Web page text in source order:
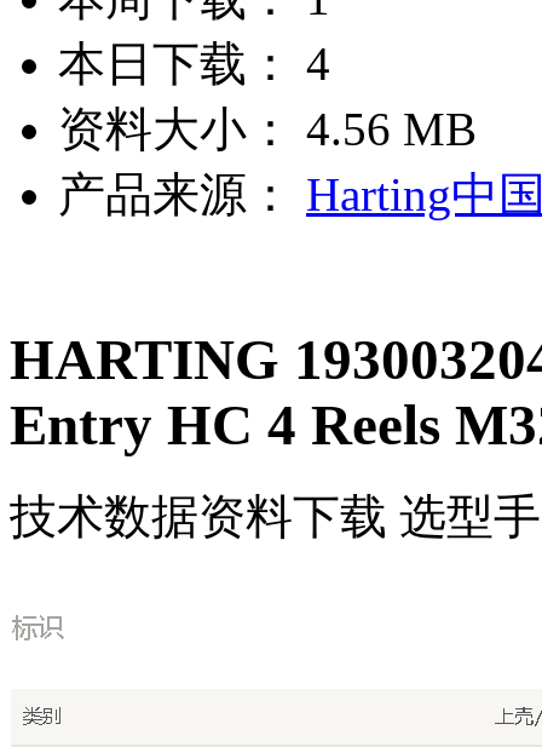
本日下载：
4
资料大小：
4.56 MB
产品来源：
Harting中
HARTING
Entry HC 4 Reels
技术数据资料下载 选型